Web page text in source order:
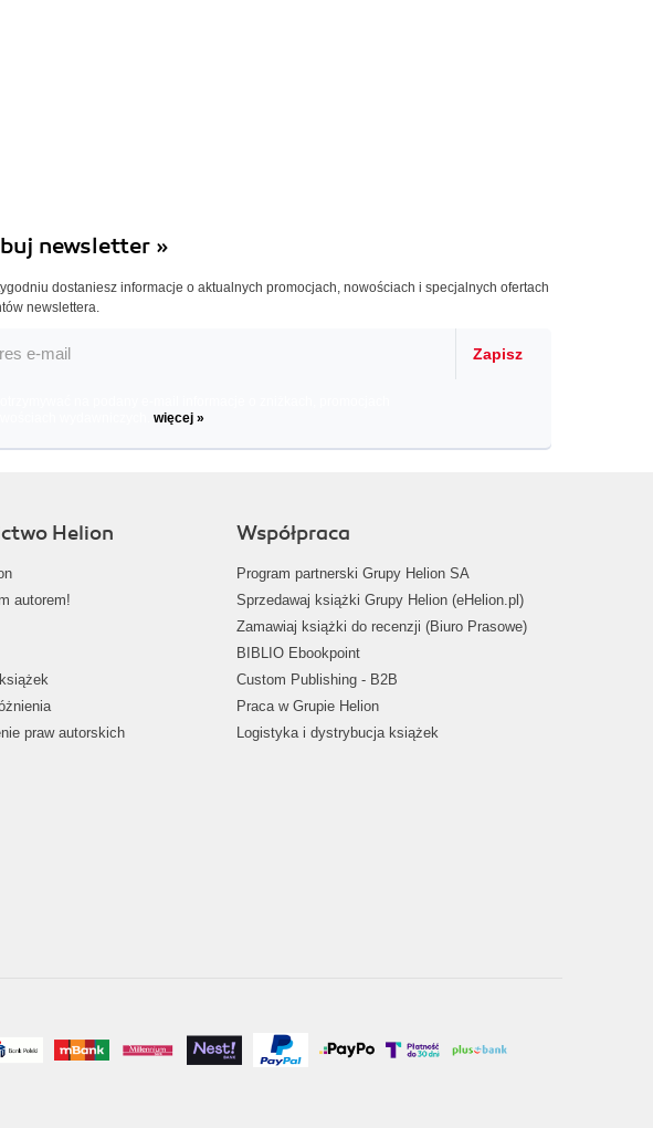
newsletter »
dostaniesz informacje o aktualnych promocjach, nowościach i specjalnych ofertach
newslettera.
Zapisz
więcej »
Helion
autorem!
praw autorskich
Współpraca
Program partnerski Grupy Helion SA
Sprzedawaj książki Grupy Helion (eHelion.pl)
Zamawiaj książki do recenzji (Biuro Prasowe)
BIBLIO Ebookpoint
Custom Publishing - B2B
Praca w Grupie Helion
Logistyka i dystrybucja książek